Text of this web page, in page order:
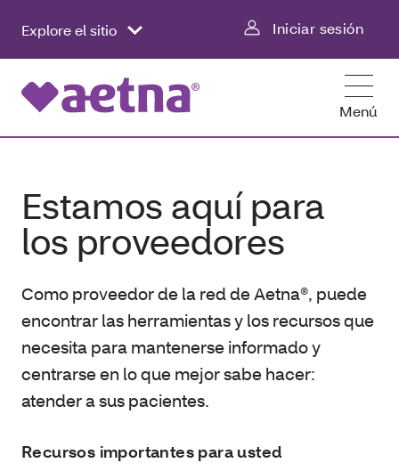
Explore el sitio Iniciar sesión
Menú
Estamos aquí para
los proveedores
Como proveedor de la red de Aetna®, puede
encontrar las herramientas y los recursos que
necesita para mantenerse informado y
centrarse en lo que mejor sabe hacer:
atender a sus pacientes.
Recursos importantes para usted